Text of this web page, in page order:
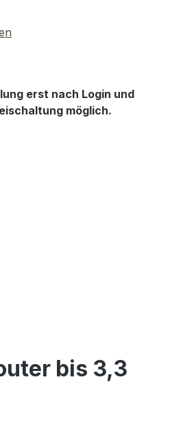
gewünschten Wert
erst nach Login und
möglich.
bis 3,3